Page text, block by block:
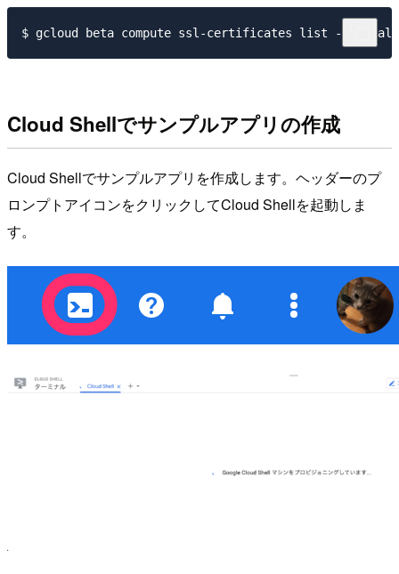
Cloud Shellでサンプルアプリの作成
Cloud Shellでサンプルアプリを作成します。ヘッダーのプ
ロンプトアイコンをクリックしてCloud Shellを起動しま
す。